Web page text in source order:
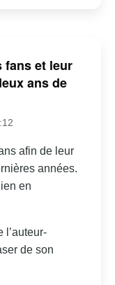
fans et leur
ans de
afin de leur
années.
en
l’auteur-
de son